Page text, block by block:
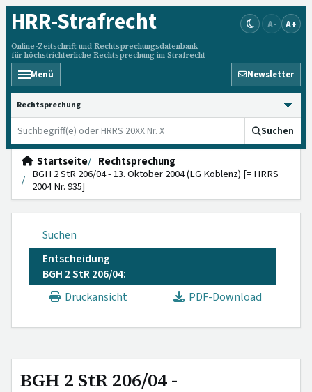
HRR-Strafrecht
Online-Zeitschrift und Rechtsprechungsdatenbank
für höchstrichterliche Rechtsprechung im Strafrecht
A- A+
Menü Newsletter
HRRS durchsuchen
Suchen
Startseite
Rechtsprechung
BGH 2 StR 206/04 - 13. Oktober 2004 (LG Koblenz) [= HRRS
2004 Nr. 935]
Suchen
Entscheidung
BGH 2 StR 206/04:
Druckansicht
PDF-Download
BGH 2 StR 206/04 -